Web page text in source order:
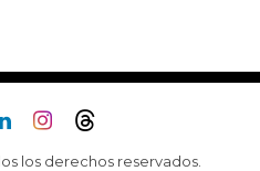
los derechos reservados.